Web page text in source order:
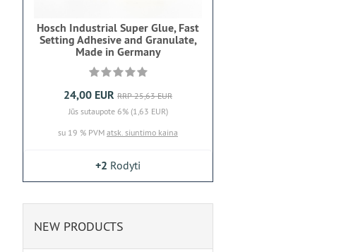
Hosch Industrial Super Glue, Fast
Setting Adhesive and Granulate,
Made in Germany
24,00 EUR RRP 25,63 EUR
Jūs sutaupote 6% (1,63 EUR)
su 19 % PVM atsk. siuntimo kaina
+2 Rodyti
NEW PRODUCTS